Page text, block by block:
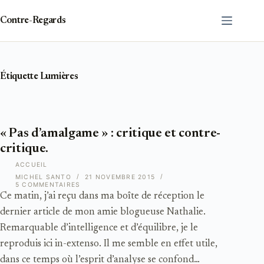
contenu
Contre-Regards
ÉtiquetteLumières
ACCUEIL
« Pas d’amalgame » : critique et contre-
critique.
Ce matin, j’ai reçu dans ma boîte de réception le
dernier article de mon amie blogueuse Nathalie.
Remarquable d’intelligence et d’équilibre, je le
reproduis ici in-extenso. Il me semble en effet utile,
dans ce temps où l’esprit d’analyse se confond…
MICHEL SANTO
21 NOVEMBRE 2015
5 COMMENTAIRES